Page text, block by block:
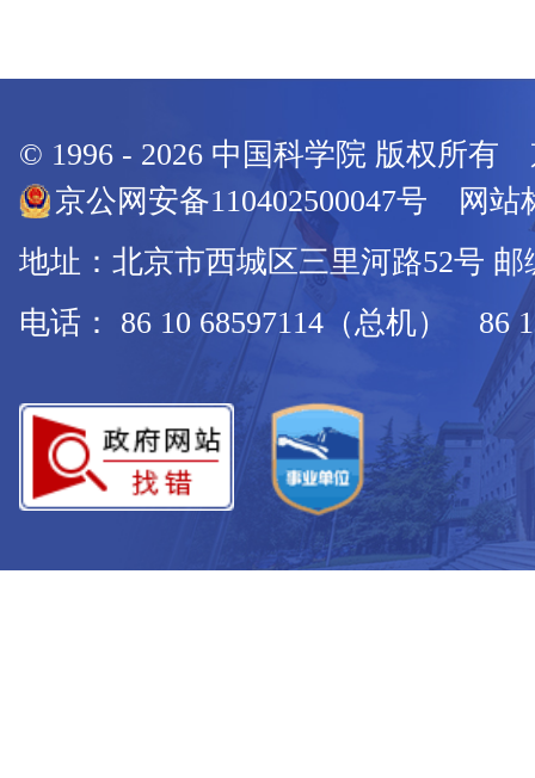
© 1996 - 2026 中国科学院 版权所有
京公网安备110402500047号 网站
地址：北京市西城区三里河路52号 邮
电话： 86 10 68597114（总机） 86